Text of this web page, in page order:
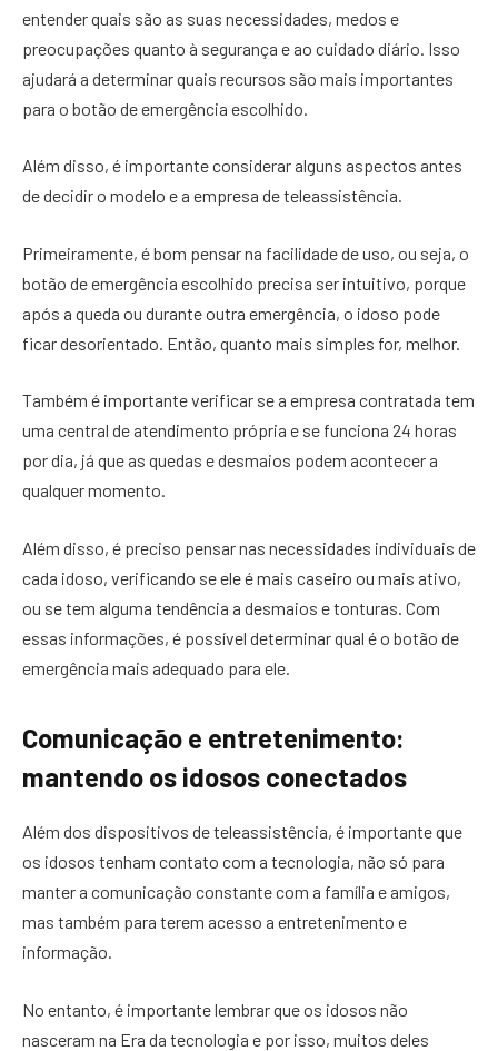
entender quais são as suas necessidades, medos e
preocupações quanto à segurança e ao cuidado diário. Isso
ajudará a determinar quais recursos são mais importantes
para o botão de emergência escolhido.
Além disso, é importante considerar alguns aspectos antes
de decidir o modelo e a empresa de teleassistência.
Primeiramente, é bom pensar na facilidade de uso, ou seja, o
botão de emergência escolhido precisa ser intuitivo, porque
após a queda ou durante outra emergência, o idoso pode
ficar desorientado. Então, quanto mais simples for, melhor.
Também é importante verificar se a empresa contratada tem
uma central de atendimento própria e se funciona 24 horas
por dia, já que as quedas e desmaios podem acontecer a
qualquer momento.
Além disso, é preciso pensar nas necessidades individuais de
cada idoso, verificando se ele é mais caseiro ou mais ativo,
ou se tem alguma tendência a desmaios e tonturas. Com
essas informações, é possível determinar qual é o botão de
emergência mais adequado para ele.
Comunicação e entretenimento:
mantendo os idosos conectados
Além dos dispositivos de teleassistência, é importante que
os idosos tenham contato com a tecnologia, não só para
manter a comunicação constante com a família e amigos,
mas também para terem acesso a entretenimento e
informação.
No entanto, é importante lembrar que os idosos não
nasceram na Era da tecnologia e por isso, muitos deles